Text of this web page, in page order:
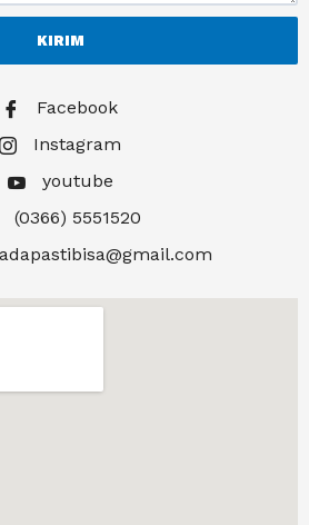
KIRIM
Facebook
Instagram
youtube
(0366) 5551520